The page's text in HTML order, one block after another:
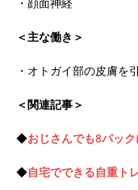
＜主な働き＞
・オトガイ部の皮膚を
＜関連記事＞
◆おじさんでも8パッ
◆自宅でできる自重ト